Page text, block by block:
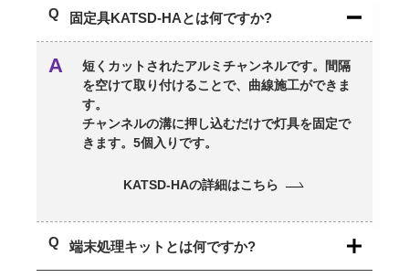
固定具KATSD-HAとは何ですか?
短くカットされたアルミチャンネルです。間隔
を空けて取り付けることで、曲線施工ができま
す。
チャンネルの溝に押し込むだけで灯具を固定で
きます。5個入りです。
KATSD-HAの詳細はこちら
端末処理キットとは何ですか?